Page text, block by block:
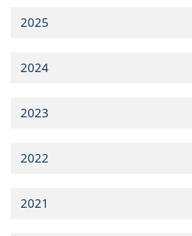
2025
2024
2023
2022
2021